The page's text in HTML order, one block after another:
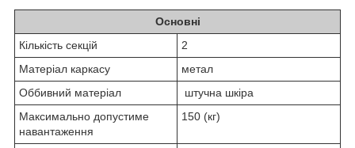
Основні
Кількість секцій
2
Матеріал каркасу
метал
Оббивний матеріал
штучна шкіра
Максимально допустиме
навантаження
150 (кг)